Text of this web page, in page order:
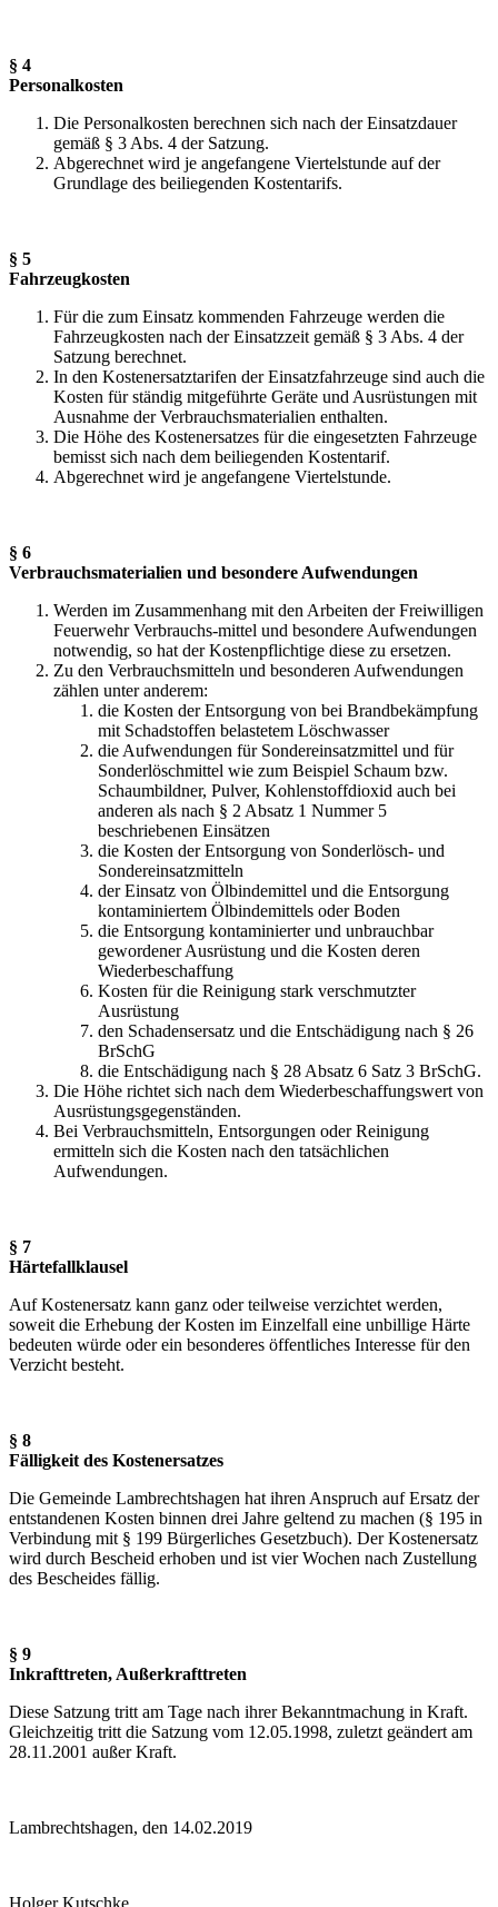
§ 4
Personalkosten
Die Personalkosten berechnen sich nach der Einsatzdauer
gemäß § 3 Abs. 4 der Satzung.
Abgerechnet wird je angefangene Viertelstunde auf der
Grundlage des beiliegenden Kostentarifs.
§ 5
Fahrzeugkosten
Für die zum Einsatz kommenden Fahrzeuge werden die
Fahrzeugkosten nach der Einsatzzeit gemäß § 3 Abs. 4 der
Satzung berechnet.
In den Kostenersatztarifen der Einsatzfahrzeuge sind auch die
Kosten für ständig mitgeführte Geräte und Ausrüstungen mit
Ausnahme der Verbrauchsmaterialien enthalten.
Die Höhe des Kostenersatzes für die eingesetzten Fahrzeuge
bemisst sich nach dem beiliegenden Kostentarif.
Abgerechnet wird je angefangene Viertelstunde.
§ 6
Verbrauchsmaterialien und besondere Aufwendungen
Werden im Zusammenhang mit den Arbeiten der Freiwilligen
Feuerwehr Verbrauchs-mittel und besondere Aufwendungen
notwendig, so hat der Kostenpflichtige diese zu ersetzen.
Zu den Verbrauchsmitteln und besonderen Aufwendungen
zählen unter anderem:
die Kosten der Entsorgung von bei Brandbekämpfung
mit Schadstoffen belastetem Löschwasser
die Aufwendungen für Sondereinsatzmittel und für
Sonderlöschmittel wie zum Beispiel Schaum bzw.
Schaumbildner, Pulver, Kohlenstoffdioxid auch bei
anderen als nach § 2 Absatz 1 Nummer 5
beschriebenen Einsätzen
die Kosten der Entsorgung von Sonderlösch- und
Sondereinsatzmitteln
der Einsatz von Ölbindemittel und die Entsorgung
kontaminiertem Ölbindemittels oder Boden
die Entsorgung kontaminierter und unbrauchbar
gewordener Ausrüstung und die Kosten deren
Wiederbeschaffung
Kosten für die Reinigung stark verschmutzter
Ausrüstung
den Schadensersatz und die Entschädigung nach § 26
BrSchG
die Entschädigung nach § 28 Absatz 6 Satz 3 BrSchG.
Die Höhe richtet sich nach dem Wiederbeschaffungswert von
Ausrüstungsgegenständen.
Bei Verbrauchsmitteln, Entsorgungen oder Reinigung
ermitteln sich die Kosten nach den tatsächlichen
Aufwendungen.
§ 7
Härtefallklausel
Auf Kostenersatz kann ganz oder teilweise verzichtet werden,
soweit die Erhebung der Kosten im Einzelfall eine unbillige Härte
bedeuten würde oder ein besonderes öffentliches Interesse für den
Verzicht besteht.
§ 8
Fälligkeit des Kostenersatzes
Die Gemeinde Lambrechtshagen hat ihren Anspruch auf Ersatz der
entstandenen Kosten binnen drei Jahre geltend zu machen (§ 195 in
Verbindung mit § 199 Bürgerliches Gesetzbuch). Der Kostenersatz
wird durch Bescheid erhoben und ist vier Wochen nach Zustellung
des Bescheides fällig.
§ 9
Inkrafttreten, Außerkrafttreten
Diese Satzung tritt am Tage nach ihrer Bekanntmachung in Kraft.
Gleichzeitig tritt die Satzung vom 12.05.1998, zuletzt geändert am
28.11.2001 außer Kraft.
Lambrechtshagen, den 14.02.2019
Holger Kutschke